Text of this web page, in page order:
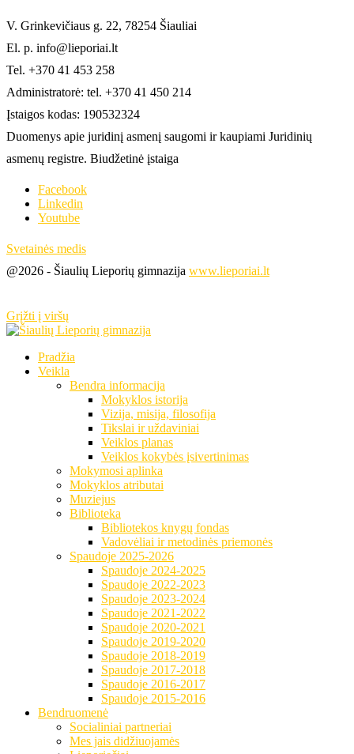
V. Grinkevičiaus g. 22, 78254 Šiauliai
El. p. info@lieporiai.lt
Tel. +370 41 453 258
Administratorė: tel. +370 41 450 214
Įstaigos kodas: 190532324
Duomenys apie juridinį asmenį saugomi ir kaupiami Juridinių
asmenų registre. Biudžetinė įstaiga
Facebook
Linkedin
Youtube
Svetainės medis
@2026 - Šiaulių Lieporių gimnazija www.lieporiai.lt
Grįžti į viršų
Pradžia
Veikla
Bendra informacija
Mokyklos istorija
Vizija, misija, filosofija
Tikslai ir uždaviniai
Veiklos planas
Veiklos kokybės įsivertinimas
Mokymosi aplinka
Mokyklos atributai
Muziejus
Biblioteka
Bibliotekos knygų fondas
Vadovėliai ir metodinės priemonės
Spaudoje 2025-2026
Spaudoje 2024-2025
Spaudoje 2022-2023
Spaudoje 2023-2024
Spaudoje 2021-2022
Spaudoje 2020-2021
Spaudoje 2019-2020
Spaudoje 2018-2019
Spaudoje 2017-2018
Spaudoje 2016-2017
Spaudoje 2015-2016
Bendruomenė
Socialiniai partneriai
Mes jais didžiuojamės